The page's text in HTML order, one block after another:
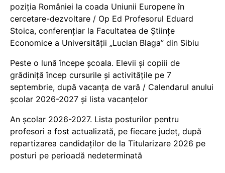
poziția României la coada Uniunii Europene în
cercetare-dezvoltare / Op Ed Profesorul Eduard
Stoica, conferențiar la Facultatea de Științe
Economice a Universității „Lucian Blaga” din Sibiu
Peste o lună începe școala. Elevii și copiii de
grădiniță încep cursurile și activitățile pe 7
septembrie, după vacanța de vară / Calendarul anului
școlar 2026-2027 și lista vacanțelor
An școlar 2026-2027. Lista posturilor pentru
profesori a fost actualizată, pe fiecare județ, după
repartizarea candidaților de la Titularizare 2026 pe
posturi pe perioadă nedeterminată